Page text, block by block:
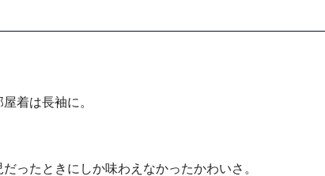
着は長袖に。
ったときにしか味わえなかったかわいさ。